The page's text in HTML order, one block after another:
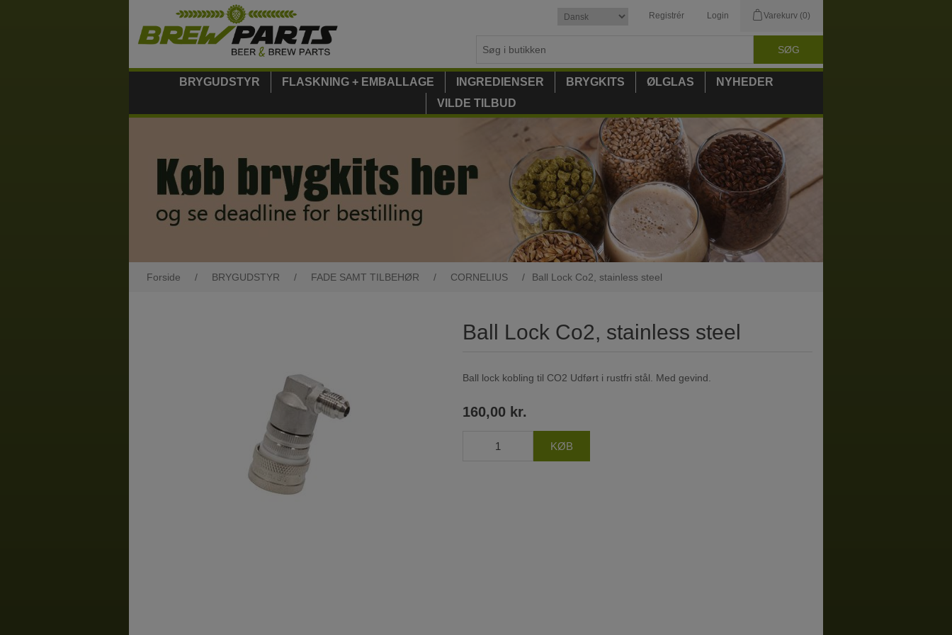
Registrér Login Varekurv (0)
BRYGUDSTYR FLASKNING + EMBALLAGE INGREDIENSER BRYGKITS ØLGLAS
NYHEDER
VILDE TILBUD
Forside / BRYGUDSTYR / FADE SAMT TILBEHØR / CORNELIUS / Ball Lock Co2, stainless steel
Ball Lock Co2, stainless steel
Ball lock kobling til CO2 Udført i rustfri stål. Med gevind.
160,00 kr.